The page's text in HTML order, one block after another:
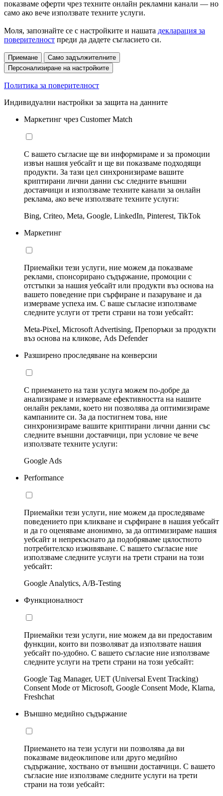
показваме оферти чрез техните онлайн рекламни канали — но
само ако вече използвате техните услуги.
Моля, запознайте се с настройките и нашата декларация за
поверителност преди да дадете съгласието си.
Приемане
Само задължителните
Персонализиране на настройките
Политика за поверителност
Индивидуални настройки за защита на данните
Маркетинг чрез Customer Match
С вашето съгласие ще ви информираме и за промоции
извън нашия уебсайт и ще ви показваме подходящи
продукти. За тази цел синхронизираме вашите
криптирани лични данни със следните външни
доставчици и използваме техните канали за онлайн
реклама, ако вече използвате техните услуги:
Bing, Criteo, Meta, Google, LinkedIn, Pinterest, TikTok
Маркетинг
Приемайки тези услуги, ние можем да показваме
реклами, спонсорирано съдържание, промоции с
отстъпки за нашия уебсайт или продукти въз основа на
вашето поведение при сърфиране и пазаруване и да
измерваме успеха им. С ваше съгласие използваме
следните услуги от трети страни на този уебсайт:
Meta-Pixel, Microsoft Advertising, Препоръки за продукти
въз основа на кликове, Ads Defender
Разширено проследяване на конверсии
С приемането на тази услуга можем по-добре да
анализираме и измерваме ефективността на нашите
онлайн реклами, което ни позволява да оптимизираме
кампаниите си. За да постигнем това, ние
синхронизираме вашите криптирани лични данни със
следните външни доставчици, при условие че вече
използвате техните услуги:
Google Ads
Performance
Приемайки тези услуги, ние можем да проследяваме
поведението при кликване и сърфиране в нашия уебсайт
и да го оценяваме анонимно, за да оптимизираме нашия
уебсайт и непрекъснато да подобряваме цялостното
потребителско изживяване. С вашето съгласие ние
използваме следните услуги на трети страни на този
уебсайт:
Google Analytics, A/B-Testing
Функционалност
Приемайки тези услуги, ние можем да ви предоставим
функции, които ви позволяват да използвате нашия
уебсайт по-удобно. С вашето съгласие ние използваме
следните услуги на трети страни на този уебсайт:
Google Tag Manager, UET (Universal Event Tracking)
Consent Mode от Microsoft, Google Consent Mode, Klarna,
Freshchat
Външно медийно съдържание
Приемането на тези услуги ни позволява да ви
показваме видеоклипове или друго медийно
съдържание, хоствано от външни доставчици. С вашето
съгласие ние използваме следните услуги на трети
страни на този уебсайт: